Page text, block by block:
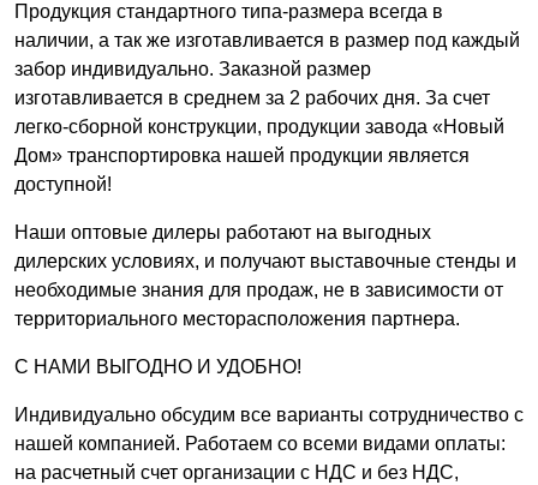
Продукция стандартного типа-размера всегда в
наличии, а так же изготавливается в размер под каждый
забор индивидуально. Заказной размер
изготавливается в среднем за 2 рабочих дня. За счет
легко-сборной конструкции, продукции завода «Новый
Дом» транспортировка нашей продукции является
доступной!
Наши оптовые дилеры работают на выгодных
дилерских условиях, и получают выставочные стенды и
необходимые знания для продаж, не в зависимости от
территориального месторасположения партнера.
С НАМИ ВЫГОДНО И УДОБНО!
Индивидуально обсудим все варианты сотрудничество с
нашей компанией. Работаем со всеми видами оплаты:
на расчетный счет организации с НДС и без НДС,